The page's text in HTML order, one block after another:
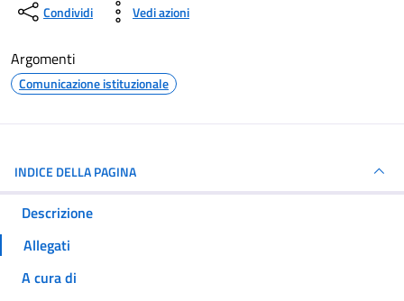
Condividi Vedi azioni
Argomenti
Comunicazione istituzionale
INDICE DELLA PAGINA
Descrizione
Allegati
A cura di